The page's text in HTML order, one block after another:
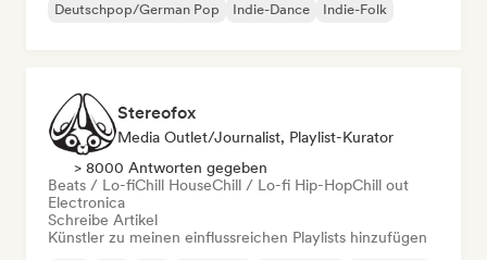
Deutschpop/German Pop
Indie-Dance Indie-Folk
Stereofox
Media Outlet/Journalist, Playlist-Kurator
> 8000 Antworten gegeben
Beats / Lo-fiChill HouseChill / Lo-fi Hip-HopChill out
Electronica
Schreibe Artikel
Künstler zu meinen einflussreichen Playlists hinzufügen